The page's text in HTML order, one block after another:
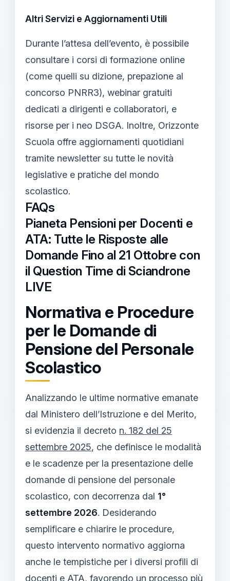
Altri Servizi e Aggiornamenti Utili
Durante l’attesa dell’evento, è possibile
consultare i corsi di formazione online
(come quelli su dizione, prepazione al
concorso PNRR3), webinar gratuiti
dedicati a dirigenti e collaboratori, e
risorse per i neo DSGA. Inoltre, Orizzonte
Scuola offre aggiornamenti quotidiani
tramite newsletter su tutte le novità
legislative e pratiche del mondo
scolastico.
FAQs
Pianeta Pensioni per Docenti e
ATA: Tutte le Risposte alle
Domande Fino al 21 Ottobre con
il Question Time di Sciandrone
LIVE
Normativa e Procedure
per le Domande di
Pensione del Personale
Scolastico
Analizzando le ultime normative emanate
dal Ministero dell’Istruzione e del Merito,
si evidenzia il decreto n. 182 del 25
settembre 2025, che definisce le modalità
e le scadenze per la presentazione delle
domande di pensione del personale
scolastico, con decorrenza dal 1°
settembre 2026. Desiderando
semplificare e chiarire le procedure,
questo intervento normativo aggiorna
anche le tempistiche per i diversi profili di
docenti e ATA, favorendo un processo più